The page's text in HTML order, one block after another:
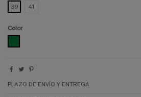
39
41
Color
PLAZO DE ENVÍO Y ENTREGA